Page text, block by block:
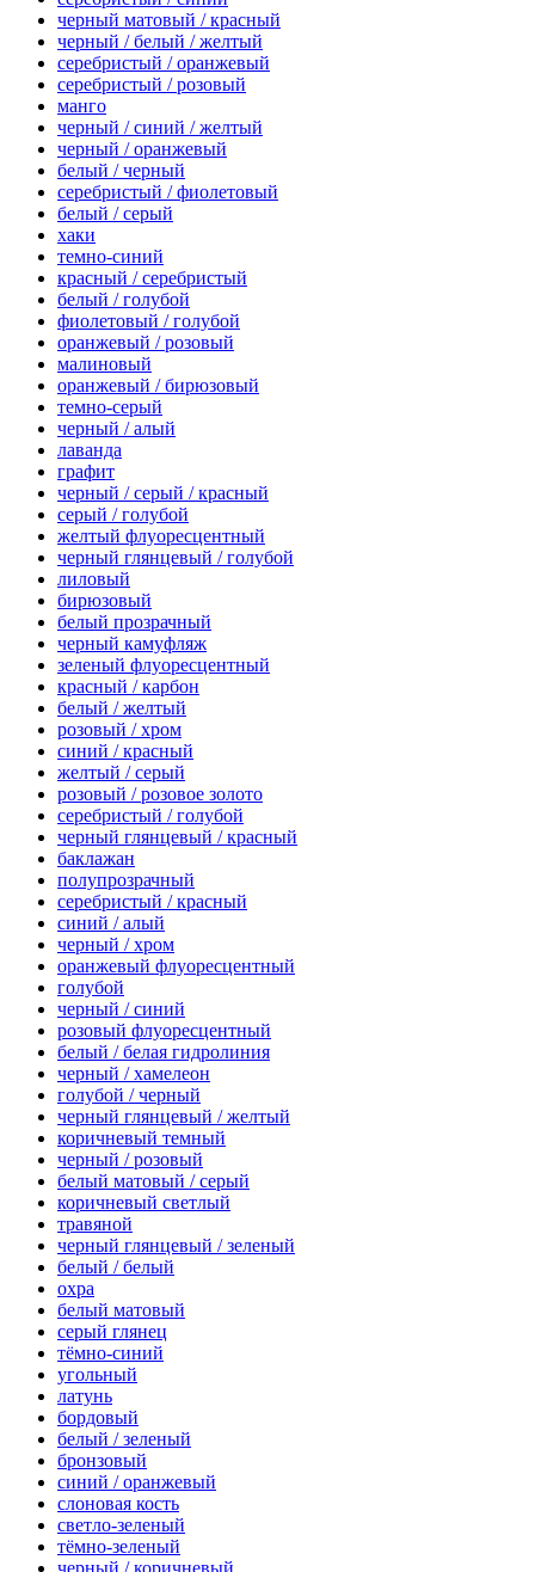
черный матовый / красный
черный / белый / желтый
серебристый / оранжевый
серебристый / розовый
манго
черный / синий / желтый
черный / оранжевый
белый / черный
серебристый / фиолетовый
белый / серый
хаки
темно-синий
красный / серебристый
белый / голубой
фиолетовый / голубой
оранжевый / розовый
малиновый
оранжевый / бирюзовый
темно-серый
черный / алый
лаванда
графит
черный / серый / красный
серый / голубой
желтый флуоресцентный
черный глянцевый / голубой
лиловый
бирюзовый
белый прозрачный
черный камуфляж
зеленый флуоресцентный
красный / карбон
белый / желтый
розовый / хром
синий / красный
желтый / серый
розовый / розовое золото
серебристый / голубой
черный глянцевый / красный
баклажан
полупрозрачный
серебристый / красный
синий / алый
черный / хром
оранжевый флуоресцентный
голубой
черный / синий
розовый флуоресцентный
белый / белая гидролиния
черный / хамелеон
голубой / черный
черный глянцевый / желтый
коричневый темный
черный / розовый
белый матовый / серый
коричневый светлый
травяной
черный глянцевый / зеленый
белый / белый
охра
белый матовый
серый глянец
тёмно-синий
угольный
латунь
бордовый
белый / зеленый
бронзовый
синий / оранжевый
слоновая кость
светло-зеленый
тёмно-зеленый